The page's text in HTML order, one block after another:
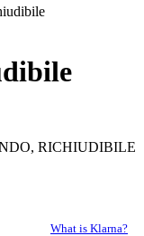
RICHIUDIBILE
What is Klarna?